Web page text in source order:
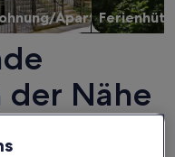
Apartment
Nähe